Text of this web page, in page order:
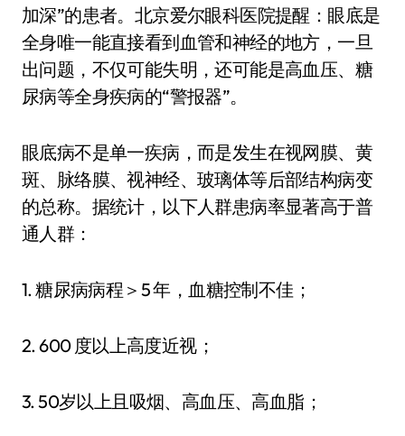
加深”的患者。北京爱尔眼科医院提醒：眼底是
全身唯一能直接看到血管和神经的地方，一旦
出问题，不仅可能失明，还可能是高血压、糖
尿病等全身疾病的“警报器”。
眼底病不是单一疾病，而是发生在视网膜、黄
斑、脉络膜、视神经、玻璃体等后部结构病变
的总称。据统计，以下人群患病率显著高于普
通人群：
1. 糖尿病病程＞5 年，血糖控制不佳；
2. 600 度以上高度近视；
3. 50岁以上且吸烟、高血压、高血脂；